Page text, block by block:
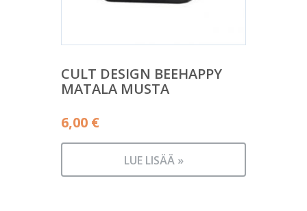
CULT DESIGN BEEHAPPY
MATALA MUSTA
6,00 €
LUE LISÄÄ »